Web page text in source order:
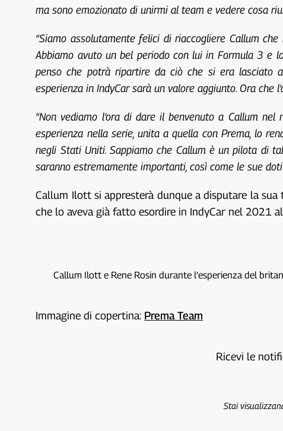
ma sono emozionato di unirmi al team e vedere cosa
“Siamo assolutamente felici di riaccogliere Callum
Abbiamo avuto un bel periodo con lui in Formula 3 e
penso che potrà ripartire da ciò che si era lasciato
esperienza in IndyCar sarà un valore aggiunto. Ora
“Non vediamo l’ora di dare il benvenuto a Callum nel
esperienza nella serie, unita a quella con Prema, lo
negli Stati Uniti. Sappiamo che Callum è un pilota di
saranno estremamente importanti, così come le sue doti
Callum Ilott si appresterà dunque a disputare la
che lo aveva già fatto esordire in IndyCar nel 2021
Callum Ilott e Rene Rosin durante l’esperienza del
Immagine di copertina: Prema Team
Ricevi le
Stai